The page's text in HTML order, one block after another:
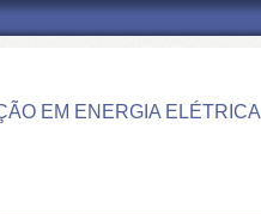
EM ENERGIA ELÉTRICA